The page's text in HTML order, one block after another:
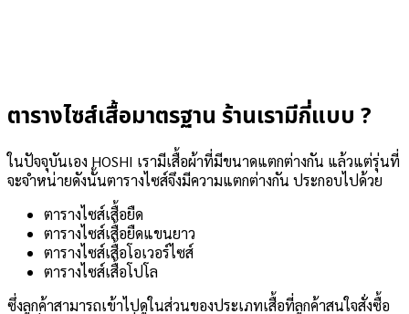
ตารางไซส์เสื้อมาตรฐาน ร้านเรามีกี่แบบ ?
ในปัจจุบันเอง HOSHI เรามีเสื้อผ้าที่มีขนาดแตกต่างกัน แล้วแต่รุ่นที่
จะจำหน่ายดังนั้นตารางไซส์จึงมีความแตกต่างกัน ประกอบไปด้วย
ตารางไซส์เสื้อยืด
ตารางไซส์เสื้อยืดแขนยาว
ตารางไซส์เสื้อโอเวอร์ไซส์
ตารางไซส์เสื้อโปโล
ซึ่งลูกค้าสามารถเข้าไปดูในส่วนของประเภทเสื้อที่ลูกค้าสนใจสั่งซื้อ